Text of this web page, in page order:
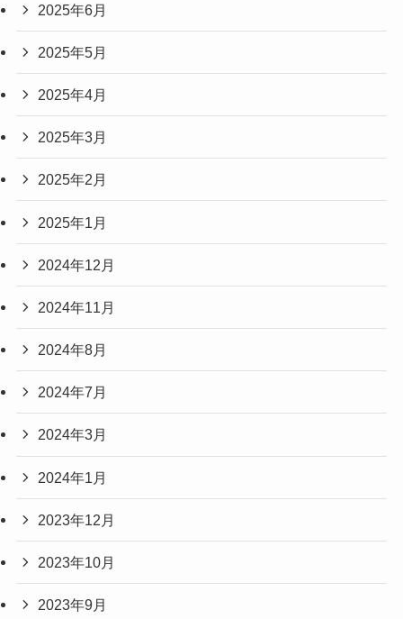
2025年6月
2025年5月
2025年4月
2025年3月
2025年2月
2025年1月
2024年12月
2024年11月
2024年8月
2024年7月
2024年3月
2024年1月
2023年12月
2023年10月
2023年9月